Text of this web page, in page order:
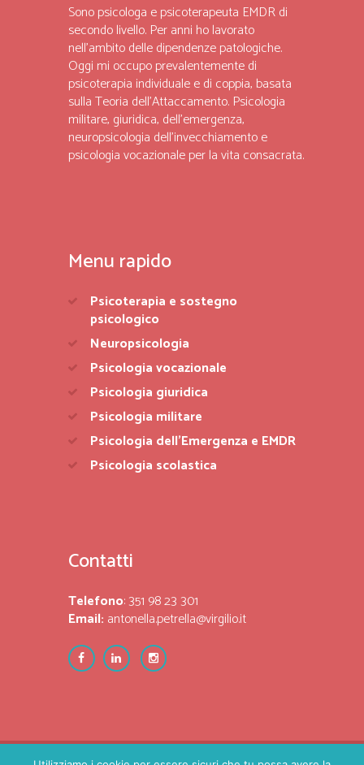
Sono psicologa e psicoterapeuta EMDR di
secondo livello. Per anni ho lavorato
nell’ambito delle dipendenze patologiche.
Oggi mi occupo prevalentemente di
psicoterapia individuale e di coppia, basata
sulla Teoria dell’Attaccamento. Psicologia
militare, giuridica, dell’emergenza,
neuropsicologia dell’invecchiamento e
psicologia vocazionale per la vita consacrata.
Menu rapido
Psicoterapia e sostegno
psicologico
Neuropsicologia
Psicologia vocazionale
Psicologia giuridica
Psicologia militare
Psicologia dell’Emergenza e EMDR
Psicologia scolastica
Contatti
Telefono: 351 98 23 301
Email: antonella.petrella@virgilio.it